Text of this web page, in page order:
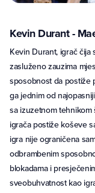
Kevin Durant -
Kevin Durant, igrač
zasluženo zauzima
sposobnost da postiže
ga jednim od
sa izuzetnom
igrača postiže koševe
igra nije ograničena
odbrambenim
blokadama i
sveobuhvatnost kao